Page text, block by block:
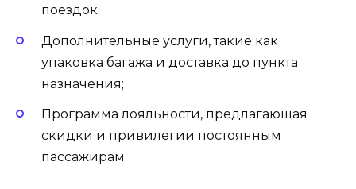
поездок;
Дополнительные услуги, такие как
упаковка багажа и доставка до пункта
назначения;
Программа лояльности, предлагающая
скидки и привилегии постоянным
пассажирам.